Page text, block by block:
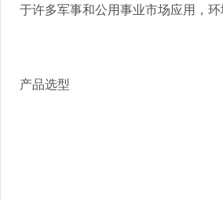
于许多军事和公用事业市场应用，
产品选型